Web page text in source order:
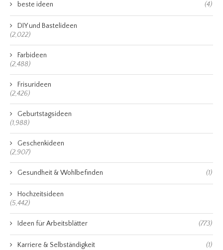
beste ideen (4)
DIY und Bastelideen
(2,022)
Farbideen
(2,488)
Frisurideen
(2,426)
Geburtstagsideen
(1,988)
Geschenkideen
(2,907)
Gesundheit & Wohlbefinden (1)
Hochzeitsideen
(5,442)
Ideen für Arbeitsblätter (773)
Karriere & Selbständigkeit (1)